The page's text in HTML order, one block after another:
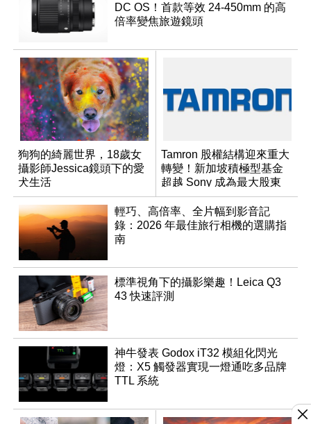
DC OS！首款等效 24-450mm 的高
倍率變焦旅遊鏡頭
狗狗的綺麗世界，18歲女
攝影師Jessica鏡頭下的愛
犬生活
Tamron 股權結構迎來重大
轉變！新加坡積極型基金
超越 Sony 成為最大股東
輕巧、高倍率、全片幅到影音記
錄：2026 年最佳旅行相機的選購指
南
標準視角下的攝影樂趣！Leica Q3
43 快速評測
神牛發表 Godox iT32 模組化閃光
燈：X5 觸發器實現一燈通吃多品牌
TTL 系統